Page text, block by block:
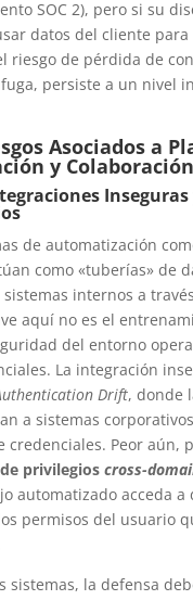
SOC 2), pero si su
datos del cliente
riesgo de pérdida de
persiste a un nivel
Asociados a
y Colaboración
Inseguras
de automatización
como «tuberías» de
internos a
aquí no es el
del entorno
La integración
Drift, donde
a sistemas
credenciales. Peor aún,
privilegios cross-
automatizado acceda a
permisos del usuario
sistemas, la defensa